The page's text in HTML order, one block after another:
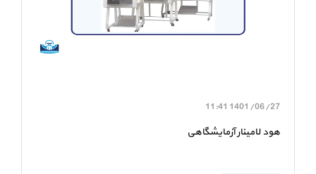
1401/06/27
11:41
هود لامینار آزمایشگاهی